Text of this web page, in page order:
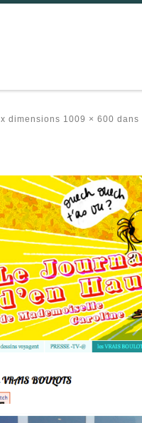
dimensions 1009 × 600 dans